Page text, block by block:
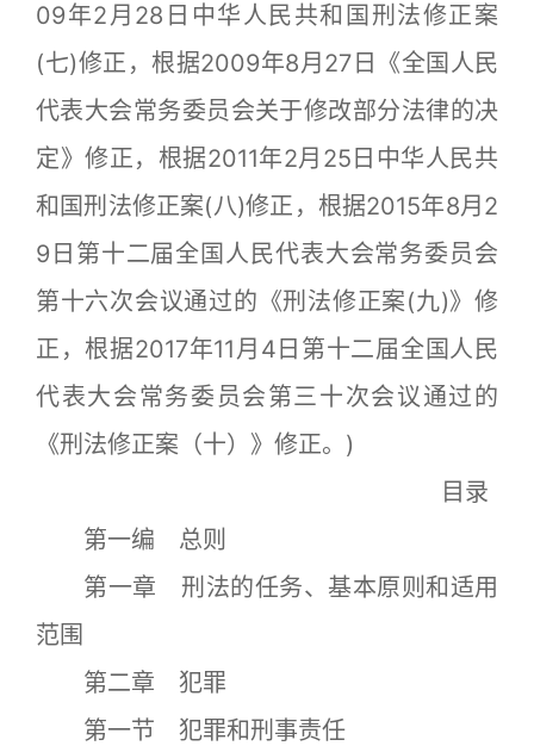
09年2月28日中华人民共和国刑法修正案
(七)修正，根据2009年8月27日《全国人民
代表大会常务委员会关于修改部分法律的决
定》修正，根据2011年2月25日中华人民共
和国刑法修正案(八)修正，根据2015年8月2
9日第十二届全国人民代表大会常务委员会
第十六次会议通过的《刑法修正案(九)》修
正，根据2017年11月4日第十二届全国人民
代表大会常务委员会第三十次会议通过的
《刑法修正案（十）》修正。)
目录
第一编 总则
第一章 刑法的任务、基本原则和适用
范围
第二章 犯罪
第一节 犯罪和刑事责任